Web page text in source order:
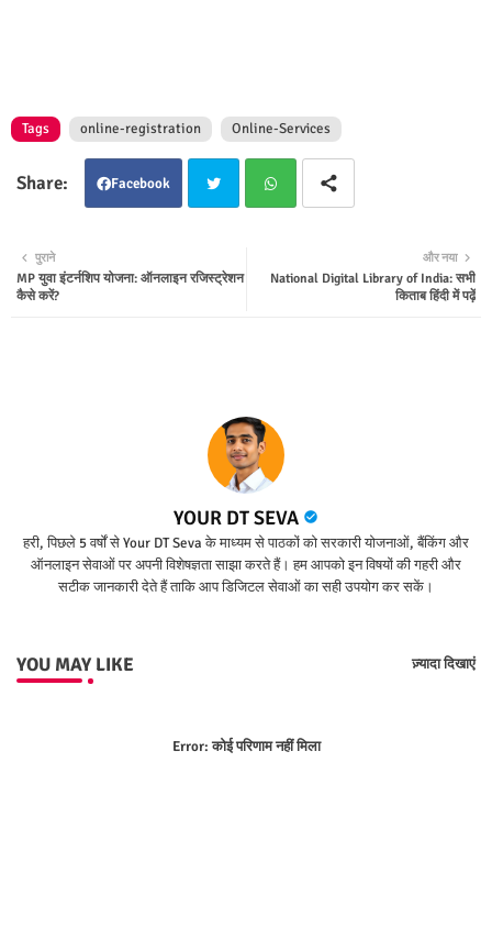
Tags online-registration Online-Services
Facebook
ter tsap
और नया
National Digital Library of India: सभी
किताब हिंदी में पढ़ें
पुराने
MP युवा इंटर्नशिप योजना: ऑनलाइन रजिस्ट्रेशन
कैसे करें?
YOUR DT SEVA
हरी, पिछले 5 वर्षों से Your DT Seva के माध्यम से पाठकों को सरकारी योजनाओं, बैंकिंग और
ऑनलाइन सेवाओं पर अपनी विशेषज्ञता साझा करते हैं। हम आपको इन विषयों की गहरी और
सटीक जानकारी देते हैं ताकि आप डिजिटल सेवाओं का सही उपयोग कर सकें।
YOU MAY LIKE ज़्यादा दिखाएं
Error:कोई परिणाम नहीं मिला